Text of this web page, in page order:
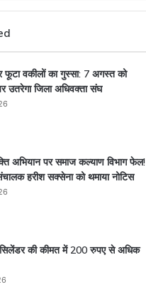
फूटा वकीलों का गुस्सा: 7 अगस्त को
उतरेगा जिला अधिवक्ता संघ
अभियान पर समाज कल्याण विभाग फेल!
हरीश सक्सेना को थमाया नोटिस
की कीमत में 200 रुपए से अधिक